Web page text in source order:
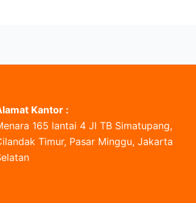
Kantor :
165 lantai 4 Jl TB Simatupang,
Timur, Pasar Minggu, Jakarta